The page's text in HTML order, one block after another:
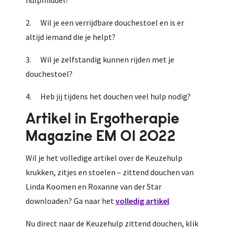
2. Wil je een verrijdbare douchestoel en is er
altijd iemand die je helpt?
3. Wil je zelfstandig kunnen rijden met je
douchestoel?
4. Heb jij tijdens het douchen veel hulp nodig?
Artikel in Ergotherapie
Magazine EM 01 2022
Wil je het volledige artikel over de Keuzehulp
krukken, zitjes en stoelen – zittend douchen van
Linda Koomen en Roxanne van der Star
downloaden? Ga naar hetvolledig artikel
Nu direct naar de Keuzehulp zittend douchen, klik